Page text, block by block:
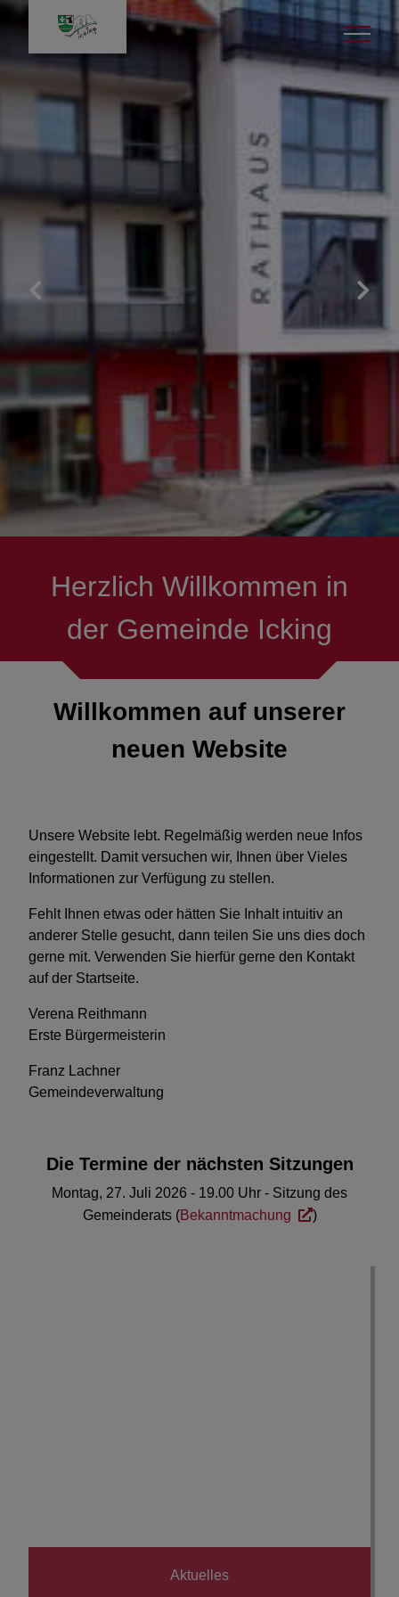
Herzlich Willkommen in
der Gemeinde Icking
Willkommen auf unserer
neuen Website
Unsere Website lebt. Regelmäßig werden neue Infos
eingestellt. Damit versuchen wir, Ihnen über Vieles
Informationen zur Verfügung zu stellen.
Fehlt Ihnen etwas oder hätten Sie Inhalt intuitiv an
anderer Stelle gesucht, dann teilen Sie uns dies doch
gerne mit. Verwenden Sie hierfür gerne den Kontakt
auf der Startseite.
Verena Reithmann
Erste Bürgermeisterin
Franz Lachner
Gemeindeverwaltung
Die Termine der nächsten Sitzungen
Montag, 27. Juli 2026 - 19.00 Uhr - Sitzung des
Gemeinderats (Bekanntmachung )
Aktuelles